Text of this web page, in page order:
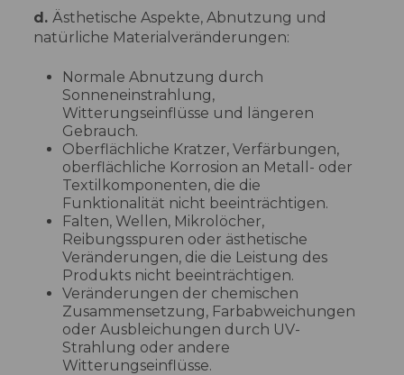
d. Ästhetische Aspekte, Abnutzung und
natürliche Materialveränderungen:
Normale Abnutzung durch
Sonneneinstrahlung,
Witterungseinflüsse und längeren
Gebrauch.
Oberflächliche Kratzer, Verfärbungen,
oberflächliche Korrosion an Metall- oder
Textilkomponenten, die die
Funktionalität nicht beeinträchtigen.
Falten, Wellen, Mikrolöcher,
Reibungsspuren oder ästhetische
Veränderungen, die die Leistung des
Produkts nicht beeinträchtigen.
Veränderungen der chemischen
Zusammensetzung, Farbabweichungen
oder Ausbleichungen durch UV-
Strahlung oder andere
Witterungseinflüsse.